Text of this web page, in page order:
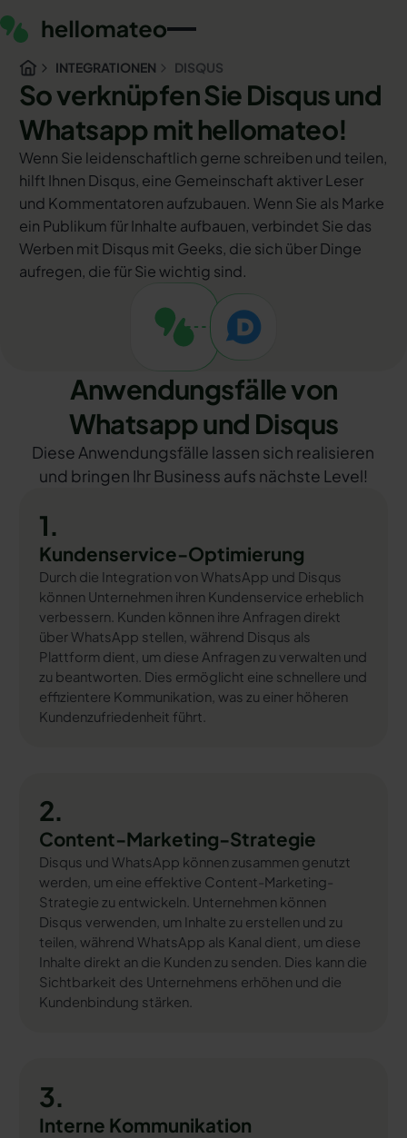
INTEGRATIONEN DISQUS
So verknüpfen Sie Disqus und
Whatsapp mit hellomateo!
Wenn Sie leidenschaftlich gerne schreiben und teilen,
hilft Ihnen Disqus, eine Gemeinschaft aktiver Leser
und Kommentatoren aufzubauen. Wenn Sie als Marke
ein Publikum für Inhalte aufbauen, verbindet Sie das
Werben mit Disqus mit Geeks, die sich über Dinge
aufregen, die für Sie wichtig sind.
Anwendungsfälle von
Whatsapp und Disqus
Diese Anwendungsfälle lassen sich realisieren
und bringen Ihr Business aufs nächste Level!
1.
Kundenservice-Optimierung
Durch die Integration von WhatsApp und Disqus
können Unternehmen ihren Kundenservice erheblich
verbessern. Kunden können ihre Anfragen direkt
über WhatsApp stellen, während Disqus als
Plattform dient, um diese Anfragen zu verwalten und
zu beantworten. Dies ermöglicht eine schnellere und
effizientere Kommunikation, was zu einer höheren
Kundenzufriedenheit führt.
2.
Content-Marketing-Strategie
Disqus und WhatsApp können zusammen genutzt
werden, um eine effektive Content-Marketing-
Strategie zu entwickeln. Unternehmen können
Disqus verwenden, um Inhalte zu erstellen und zu
teilen, während WhatsApp als Kanal dient, um diese
Inhalte direkt an die Kunden zu senden. Dies kann die
Sichtbarkeit des Unternehmens erhöhen und die
Kundenbindung stärken.
3.
Interne Kommunikation